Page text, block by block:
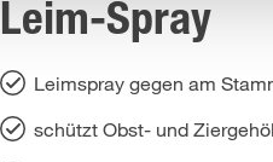
Leim-Spray
Leimspray gegen am
schützt Obst- und